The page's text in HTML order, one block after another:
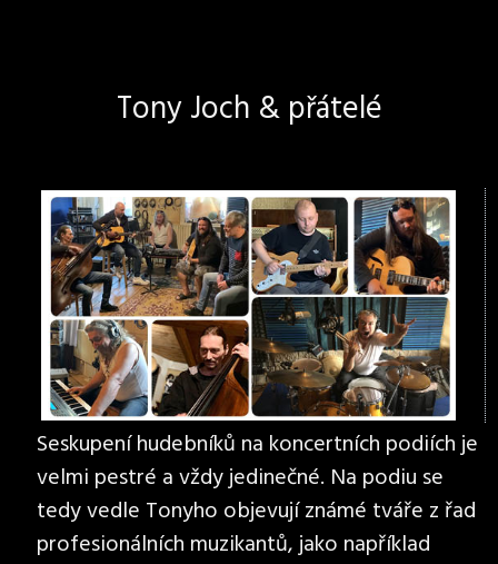
Tony Joch & přátelé
Seskupení hudebníků na koncertních podiích je
velmi pestré a vždy jedinečné. Na podiu se
tedy vedle Tonyho objevují známé tváře z řad
profesionálních muzikantů, jako například